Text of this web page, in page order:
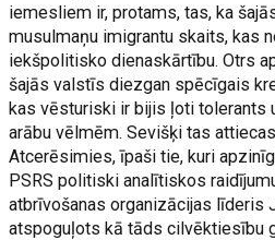
iemesliem ir, protams, tas, ka
musulmaņu imigrantu skaits, kas
iekšpolitisko dienaskārtību. Otrs
šajās valstīs diezgan spēcīgais
kas vēsturiski ir bijis ļoti tolerants
arābu vēlmēm. Sevišķi tas
Atcerēsimies, īpaši tie, kuri
PSRS politiski analītiskos
atbrīvošanas organizācijas līderis
atspoguļots kā tāds cilvēktiesību